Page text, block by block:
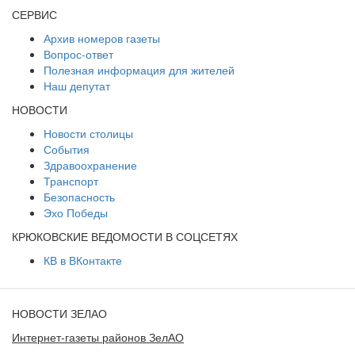
СЕРВИС
Архив номеров газеты
Вопрос-ответ
Полезная информация для жителей
Наш депутат
НОВОСТИ
Новости столицы
События
Здравоохранение
Транспорт
Безопасность
Эхо Победы
КРЮКОВСКИЕ ВЕДОМОСТИ В СОЦСЕТЯХ
КВ в ВКонтакте
НОВОСТИ ЗЕЛАО
Интернет-газеты районов ЗелАО